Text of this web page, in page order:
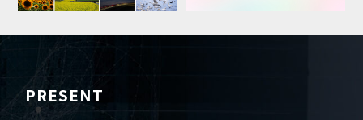
PRESENT